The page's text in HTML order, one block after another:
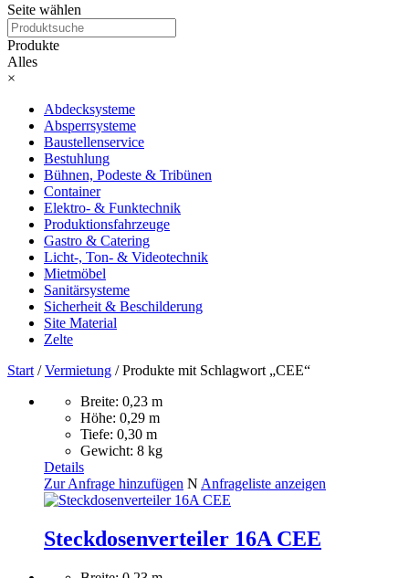
Seite wählen
Produkte
Alles
×
Abdecksysteme
Absperrsysteme
Baustellenservice
Bestuhlung
Bühnen, Podeste & Tribünen
Container
Elektro- & Funktechnik
Produktionsfahrzeuge
Gastro & Catering
Licht-, Ton- & Videotechnik
Mietmöbel
Sanitärsysteme
Sicherheit & Beschilderung
Site Material
Zelte
Start /Vermietung / Produkte mit Schlagwort „CEE“
Breite: 0,23 m
Höhe: 0,29 m
Tiefe: 0,30 m
Gewicht: 8 kg
Details
Zur Anfrage hinzufügen N Anfrageliste anzeigen
Steckdosenverteiler 16A CEE